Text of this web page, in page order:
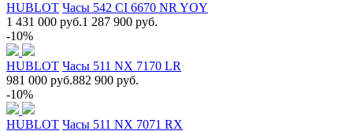
HUBLOT Часы 542 CI 6670 NR YOY
1 431 000 руб.1 287 900 руб.
-10%
HUBLOT Часы 511 NX 7170 LR
981 000 руб.882 900 руб.
-10%
HUBLOT Часы 511 NX 7071 RX